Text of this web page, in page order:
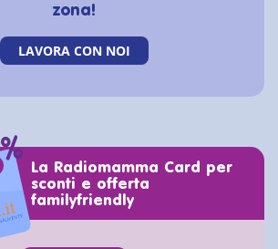
zona!
LAVORA CON NOI
La Radiomamma Card per
sconti e offerta
familyfriendly